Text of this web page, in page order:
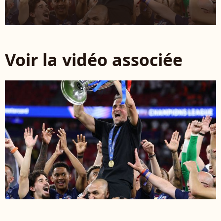
Voir la vidéo associée